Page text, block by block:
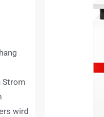
Strom
wird